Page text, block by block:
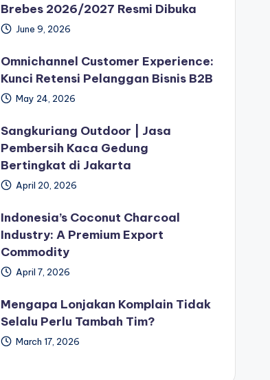
Brebes 2026/2027 Resmi Dibuka
June 9, 2026
Omnichannel Customer Experience:
Kunci Retensi Pelanggan Bisnis B2B
May 24, 2026
Sangkuriang Outdoor | Jasa
Pembersih Kaca Gedung
Bertingkat di Jakarta
April 20, 2026
Indonesia’s Coconut Charcoal
Industry: A Premium Export
Commodity
April 7, 2026
Mengapa Lonjakan Komplain Tidak
Selalu Perlu Tambah Tim?
March 17, 2026